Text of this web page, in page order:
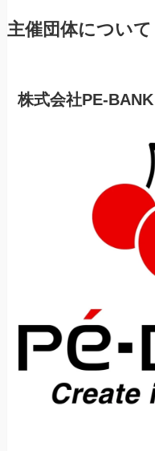
主催団体について
株式会社PE-BANK